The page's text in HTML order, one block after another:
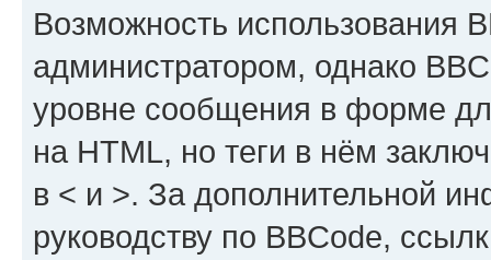
Возможность использования
администратором, однако
уровне сообщения в форме
на HTML, но теги в нём
в < и >. За дополнительной
руководству по BBCode,